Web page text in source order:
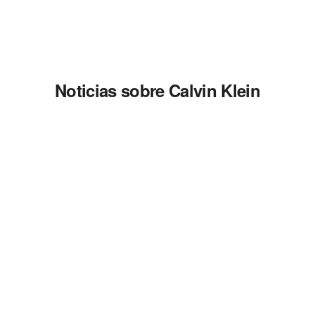
Noticias sobre Calvin Klein